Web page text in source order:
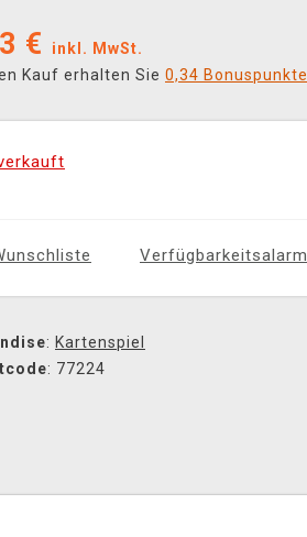
€
inkl. MwSt.
Kauf erhalten Sie 0,34 Bonuspunkte
Verfügbarkeitsalarm
: Kartenspiel
: 77224